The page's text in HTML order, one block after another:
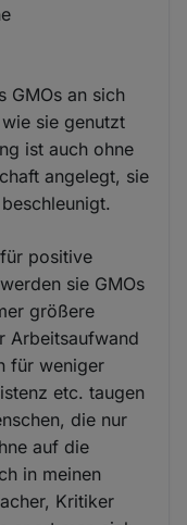
GMOs an sich
sie genutzt
ist auch ohne
angelegt, sie
positive
sie GMOs
größere
Arbeitsaufwand
für weniger
etc. taugen
die nur
auf die
in meinen
Kritiker